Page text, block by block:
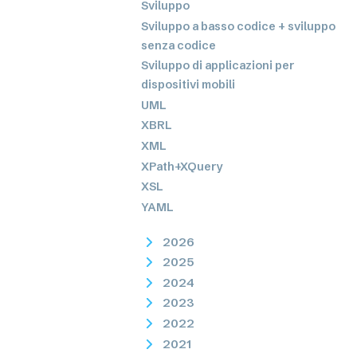
Sviluppo
Sviluppo a basso codice + sviluppo
senza codice
Sviluppo di applicazioni per
dispositivi mobili
UML
XBRL
XML
XPath+XQuery
XSL
YAML
2026
2025
2024
2023
2022
2021